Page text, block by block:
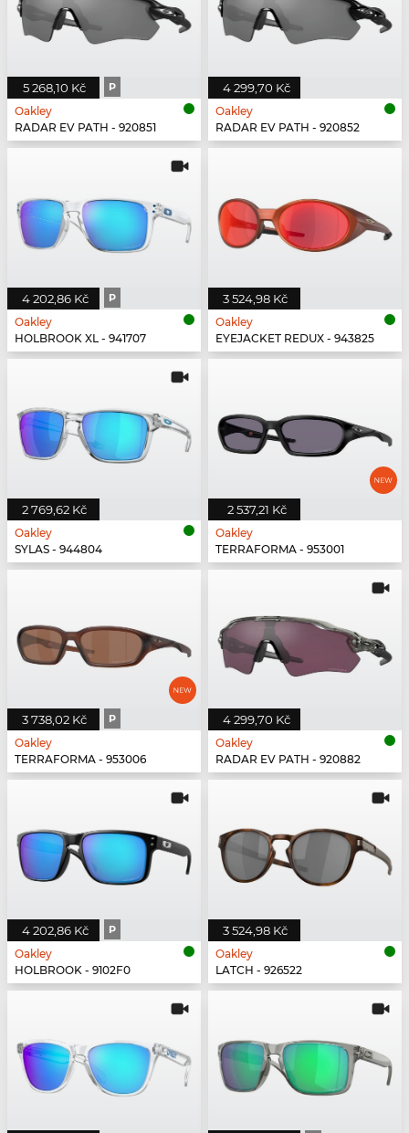
5 268,10 Kč P
Oakley
RADAR EV PATH - 920851
4 299,70 Kč
Oakley
RADAR EV PATH - 920852
4 202,86 Kč P
Oakley
HOLBROOK XL - 941707
3 524,98 Kč
Oakley
EYEJACKET REDUX - 943825
2 769,62 Kč
Oakley
SYLAS - 944804
2 537,21 Kč
Oakley
TERRAFORMA - 953001
3 738,02 Kč P
Oakley
TERRAFORMA - 953006
4 299,70 Kč
Oakley
RADAR EV PATH - 920882
4 202,86 Kč P
Oakley
HOLBROOK - 9102F0
3 524,98 Kč
Oakley
LATCH - 926522